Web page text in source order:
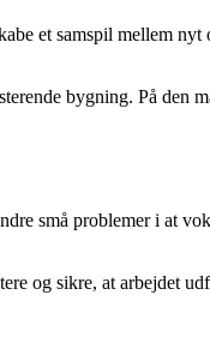
et samspil mellem
bygning. På den
små problemer i at
og sikre, at arbejdet